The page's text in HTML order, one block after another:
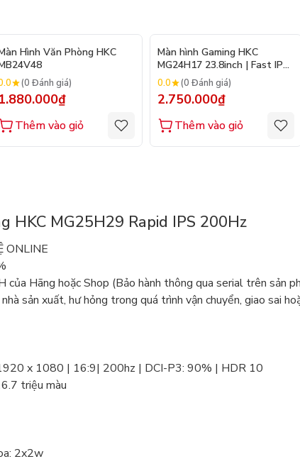
Hình Văn Phòng HKC
(0 Đánh giá)
1.880.000₫
Thêm vào giỏ
Màn hình Gaming HKC
MG24H17 23.8inch | Fast IPS
| 260Hz
0.0 (0 Đánh giá)
2.750.000₫
Thêm vào giỏ
HKC MG25H29 Rapid IPS 200Hz
ONLINE
Hãng hoặc Shop (Bảo hành thông qua serial trên sản
sản xuất, hư hỏng trong quá trình vận chuyển, giao sai
x 1080 | 16:9| 200hz | DCI-P3: 90% | HDR 10
triệu màu
2x2w